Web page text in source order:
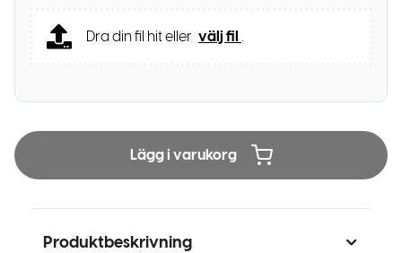
Dra din fil hit eller välj fil .
Lägg i varukorg
Produktbeskrivning